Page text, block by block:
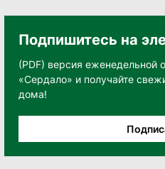
Подпишитесь на
(PDF) версия еженедельной
«Сердало» и получайте
дома!